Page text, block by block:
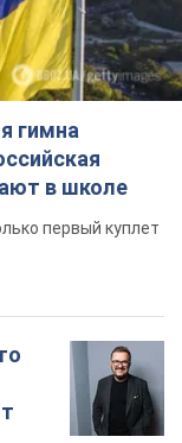
гимна
в школе
первый куплет